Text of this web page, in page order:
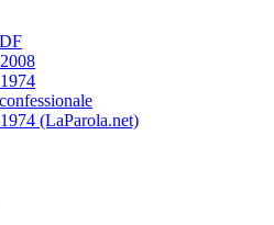
(LaParola.net)